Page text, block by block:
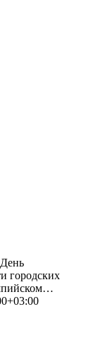
городских